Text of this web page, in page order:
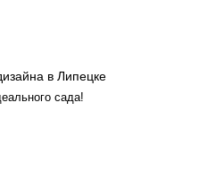
в Липецке
сада!